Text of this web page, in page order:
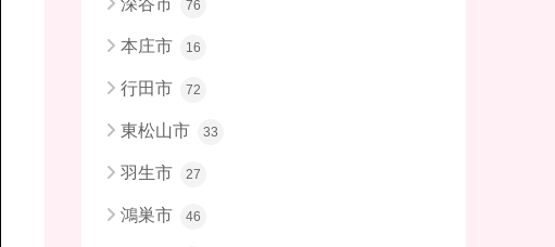
深谷市 76
本庄市 16
行田市 72
東松山市 33
羽生市 27
鴻巣市 46